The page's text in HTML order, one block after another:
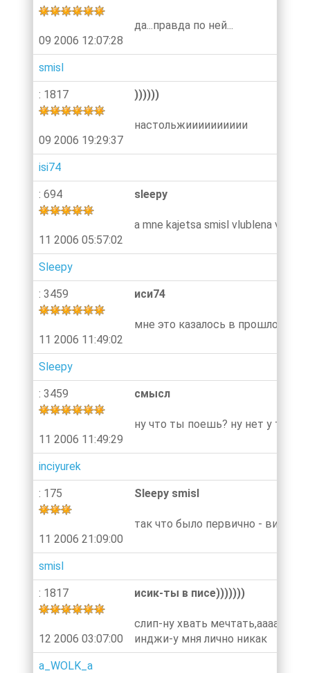
09 2006 12:07:28
да...правда по ней...
smisl
: 1817
09 2006 19:29:37
))))))
настольжииииииииии
isi74
: 694
11 2006 05:57:02
sleepy
a mne kajetsa smisl vlublena v tebe
Sleepy
: 3459
11 2006 11:49:02
иси74
мне это казалось в прошлом
Sleepy
: 3459
11 2006 11:49:29
смысл
ну что ты поешь? ну нет у тебя
inciyurek
: 175
11 2006 21:09:00
Sleepy smisl
так что было первично - виртуал
smisl
: 1817
12 2006 03:07:00
исик-ты в писе)))))))
слип-ну хвать мечтать,ааааааа
инджи-у мня лично никак
a_WOLK_a